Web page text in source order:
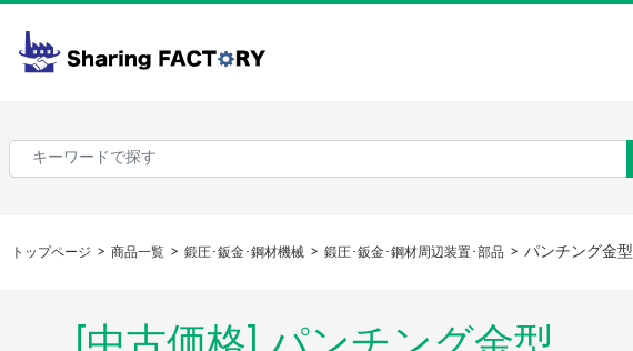
トップページ 商品一覧 鍛圧･鈑金･鋼材機械 鍛圧･鈑金･鋼材周辺装置･部品 パンチング金型